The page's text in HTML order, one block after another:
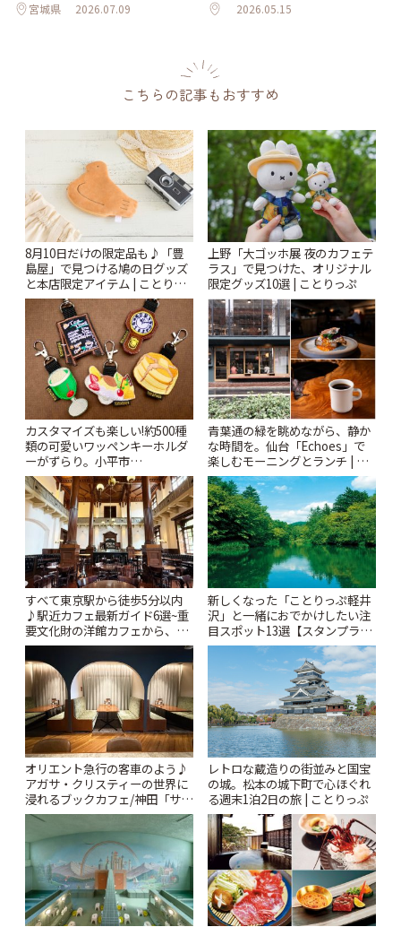
宮城県 2026.07.09 2026.05.15
こちらの記事もおすすめ
8月10日だけの限定品も♪「豊
島屋」で見つける鳩の日グッズ
と本店限定アイテム | ことりっ
ぷ
上野「大ゴッホ展 夜のカフェテ
ラス」で見つけた、オリジナル
限定グッズ10選 | ことりっぷ
カスタマイズも楽しい!約500種
類の可愛いワッペンキーホルダ
ーがずらり。小平市
「Kimamaya T&K」 | ことりっ
ぷ
青葉通の緑を眺めながら、静か
な時間を。仙台「Echoes」で
楽しむモーニングとランチ | こ
とりっぷ
すべて東京駅から徒歩5分以内
♪駅近カフェ最新ガイド6選~重
要文化財の洋館カフェから、改
札すぐのレトロ喫茶まで~ | こと
りっぷ
新しくなった「ことりっぷ軽井
沢」と一緒におでかけしたい注
目スポット13選【スタンプラリ
ー開催中】 | ことりっぷ
オリエント急行の客車のよう♪
アガサ・クリスティーの世界に
浸れるブックカフェ/神田「サロ
ンクリスティ」 | ことりっぷ
レトロな蔵造りの街並みと国宝
の城。松本の城下町で心ほぐれ
る週末1泊2日の旅 | ことりっぷ